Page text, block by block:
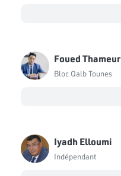
Foued Thameur
Bloc Qalb Tounes
Iyadh Elloumi
Indépendant